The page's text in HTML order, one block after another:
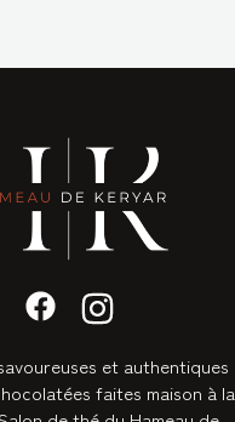
et authentiques
faites maison à la